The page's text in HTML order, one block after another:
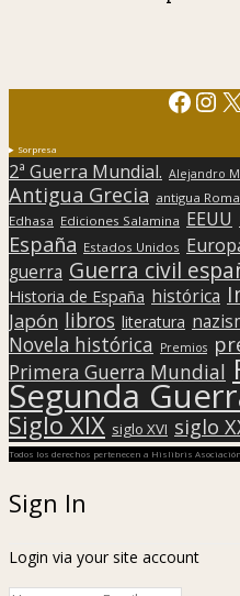
X
Sorpresa
2ª Guerra Mundial. Alejandro
Antigua Grecia antigua Roma
Edhasa Ediciones Salamina EEUU
España Estados Unidos
guerra Guerra civil
Historia de España histórica
Japón libros literatura
Novela histórica Premios
Primera Guerra Mundial
Segunda
Siglo XIX siglo XVI siglo
Todos los derechos pertenecen a Hislibris
Sign In
Login via your site account